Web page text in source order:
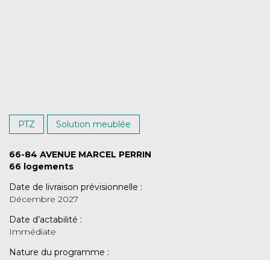
PTZ Solution meublée
66-84 AVENUE MARCEL PERRIN
66 logements
Date de livraison prévisionnelle :
Décembre 2027
Date d’actabilité :
Immédiate
Nature du programme :